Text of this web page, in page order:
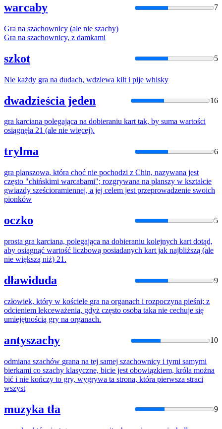
warcaby 7
Gra na szachownicy (ale nie szachy)
Gra na szachownicy, z damkami
szkot 5
Nie każdy gra na dudach, wdziewa kilt i pije whisky
dwadzieścia jeden 16
gra karciana polegająca na dobieraniu kart tak, by suma wartości
osiągnęła 21 (ale nie więcej).
trylma 6
gra planszowa, która choć nie pochodzi z Chin, nazywana jest
często "chińskimi warcabami"; rozgrywana na planszy w kształcie
gwiazdy sześcioramiennej, a jej celem jest przeprowadzenie swoich
pionków
oczko 5
prosta gra karciana, polegająca na dobieraniu kolejnych kart dotąd,
aby osiągnąć wartość liczbową posiadanych kart jak najbliższą (ale
nie większą niż) 21.
dławiduda 9
człowiek, który w kościele gra na organach i rozpoczyna pieśni; z
odcieniem lekceważenia, gdyż często osoba taka nie cechuje się
umiejętnością gry na organach.
antyszachy 10
odmiana szachów grana na tej samej szachownicy i tymi samymi
bierkami co szachy klasyczne, bicie jest obowiązkiem, króla można
bić i nie kończy to gry, wygrywa ta strona, która pierwsza straci
wszyst
muzyka tła 9